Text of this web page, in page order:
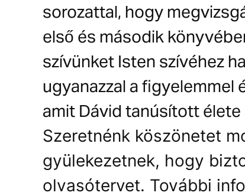
sorozattal, hogy
első és második
szívünket Isten szívéhez
ugyanazzal a figyelemmel
amit Dávid tanúsított élete
Szeretnénk köszönetet
gyülekezetnek, hogy
olvasótervet. További